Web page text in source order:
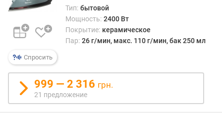
или
п
п
у
я
р
о
Спросить
Тип: бытовой
Мощность: 2400 Вт
Покрытие: керамическое
Пар: 26 г/мин, макс. 110 г/мин, бак 250 мл
999 — 2 316 грн.
21 предложение